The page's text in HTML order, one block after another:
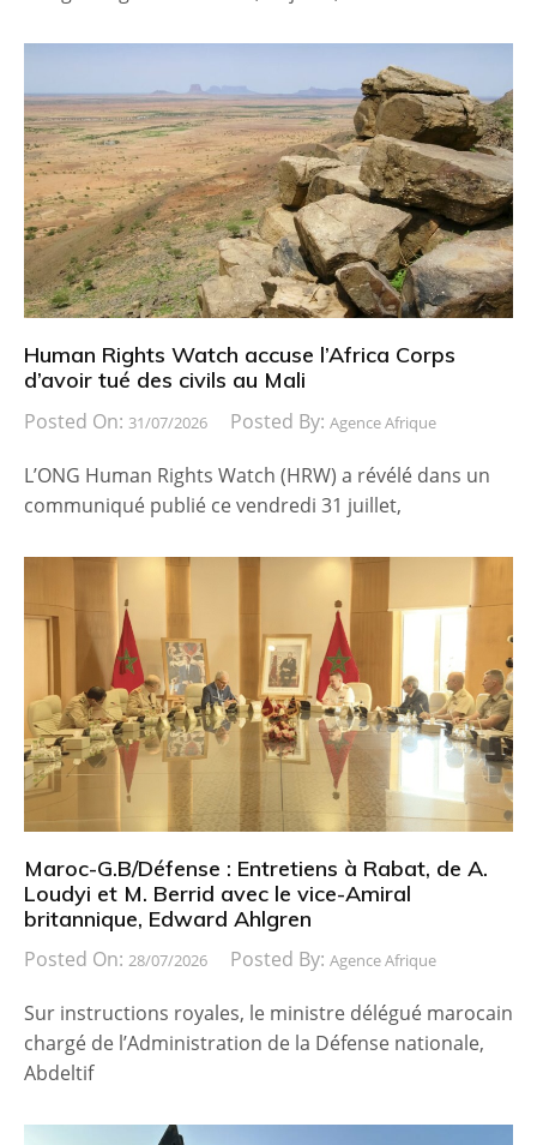
Human Rights Watch accuse l’Africa Corps
d’avoir tué des civils au Mali
Posted On: 31/07/2026 Posted By: Agence Afrique
L’ONG Human Rights Watch (HRW) a révélé dans un
communiqué publié ce vendredi 31 juillet,
Maroc-G.B/Défense : Entretiens à Rabat, de A.
Loudyi et M. Berrid avec le vice-Amiral
britannique, Edward Ahlgren
Posted On: 28/07/2026 Posted By: Agence Afrique
Sur instructions royales, le ministre délégué marocain
chargé de l’Administration de la Défense nationale,
Abdeltif